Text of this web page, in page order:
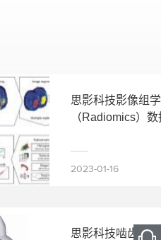
思影科技影像组学
（Radiomics）
2023-01-16
思影科技啮齿类